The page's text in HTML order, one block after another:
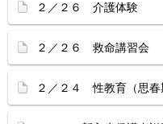
２／２６ 介護体験
２／２６ 救命講習会
２／２４ 性教育（思春